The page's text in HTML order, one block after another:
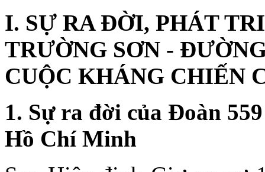
I. SỰ RA ĐỜI, PHÁT
TRƯỜNG SƠN -
CUỘC KHÁNG CHIẾN
1. Sự ra đời của Đoàn
Hồ Chí Minh